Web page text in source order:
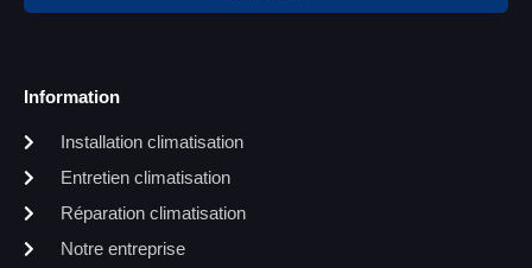
Information
Installation climatisation
Entretien climatisation
Réparation climatisation
Notre entreprise